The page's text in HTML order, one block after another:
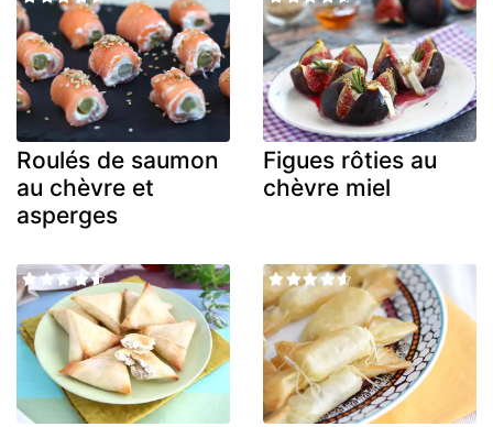
Roulés de saumon
au chèvre et
asperges
Figues rôties au
chèvre miel